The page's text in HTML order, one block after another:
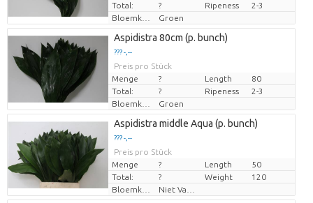
Total:
? Ripeness
2-3
Bloemkleur
Groen
Aspidistra 80cm (p. bunch)
??? -,--
Preis pro Stück
Menge
? Length
80
Total:
? Ripeness
2-3
Bloemkleur
Groen
Aspidistra middle Aqua (p. bunch)
??? -,--
Preis pro Stück
Menge
? Length
50
Total:
? Weight
120
Bloemkleur